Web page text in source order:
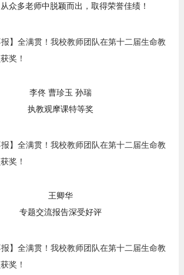
众多老师中脱颖而出，取得荣誉佳绩！
李佟 曹珍玉 孙瑞
执教观摩课特等奖
王卿华
专题交流报告深受好评